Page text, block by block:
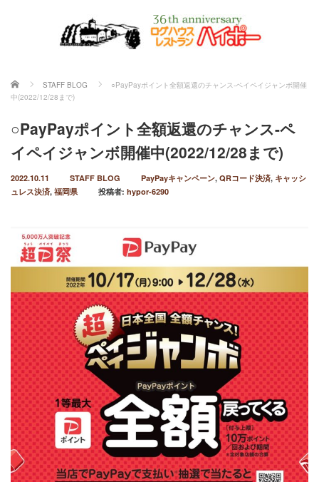
ホーム STAFF BLOG
○PayPayポイント全額返還のチャンス-ペイペイジャンボ開催
中(2022/12/28まで)
○PayPayポイント全額返還のチャンス-ペ
イペイジャンボ開催中(2022/12/28まで)
2022.10.11 STAFF BLOG PayPayキャンペーン, QRコード決済, キャッシ
ュレス決済, 福岡県 投稿者: hypor-6290